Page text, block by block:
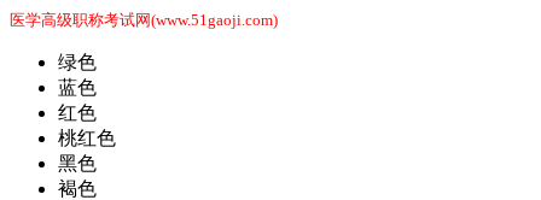
医学高级职称考试网(www.51gaoji.com)
绿色
蓝色
红色
桃红色
黑色
褐色